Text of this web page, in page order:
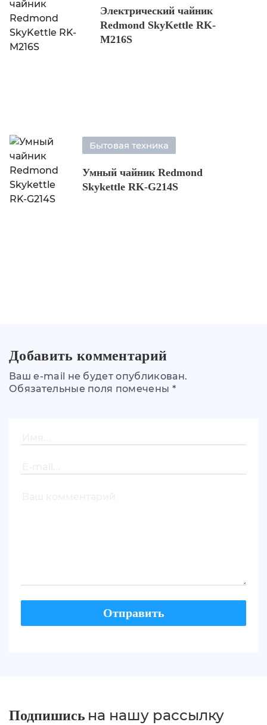
Электрический чайник
Redmond SkyKettle RK-
M216S
Бытовая техника
Умный чайник Redmond
Skykettle RK-G214S
Добавить комментарий
Ваш e-mail не будет опубликован.
Обязательные поля помечены *
Подпишись на нашу рассылку